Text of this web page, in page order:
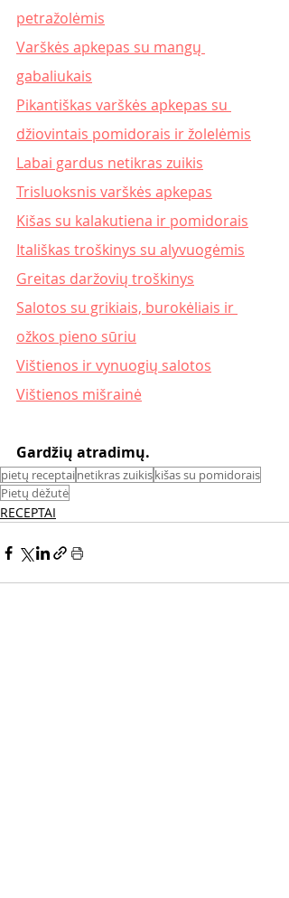
petražolėmis
Varškės apkepas su mangų
gabaliukais
Pikantiškas varškės apkepas su
džiovintais pomidorais ir žolelėmis
Labai gardus netikras zuikis
Trisluoksnis varškės apkepas
Kišas su kalakutiena ir pomidorais
Itališkas troškinys su alyvuogėmis
Greitas daržovių troškinys
Salotos su grikiais, burokėliais ir
ožkos pieno sūriu
Vištienos ir vynuogių salotos
Vištienos mišrainė
Gardžių atradimų.
pietų receptainetikras zuikiskišas su pomidorais
Pietų dėžutė
RECEPTAI